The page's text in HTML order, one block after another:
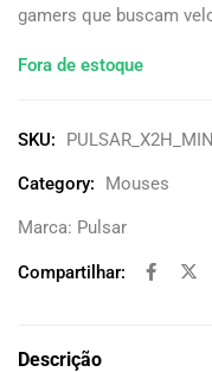
gamers que buscam
Fora de estoque
SKU:
Category: Mouses
Marca: Pulsar
Compartilhar:
Descrição